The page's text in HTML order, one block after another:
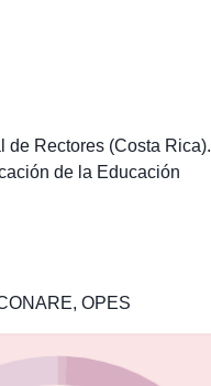
de Rectores (Costa Rica).
de la Educación
OPES